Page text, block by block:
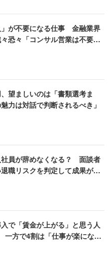
が不要になる仕事 金融業界
恐々「コンサル営業は不要
織改編ありそう」
望ましいのは「書類選考ま
力は対話で判断されるべき」
員が辞めなくなる？ 面談者
職リスクを判定して成果が出
で「賃金が上がる」と思う人
方で4割は「仕事が楽にな